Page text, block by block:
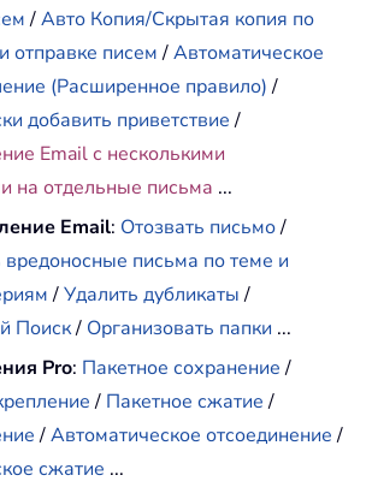
/Авто Копия/Скрытая копия по
отправке писем/Автоматическое
(Расширенное правило)/
добавить приветствие/
Email с несколькими
на отдельные письма ...
Email: Отозвать письмо/
вредоносные письма по теме и
/Удалить дубликаты/
Поиск/ Организовать папки ...
Pro: Пакетное сохранение/
/ Пакетное сжатие/
/Автоматическое отсоединение/
сжатие ...